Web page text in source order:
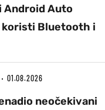
Android Auto
Bluetooth i
01.08.2026
neočekivani